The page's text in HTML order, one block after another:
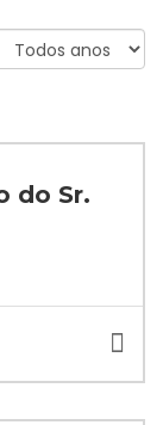
do Sr.